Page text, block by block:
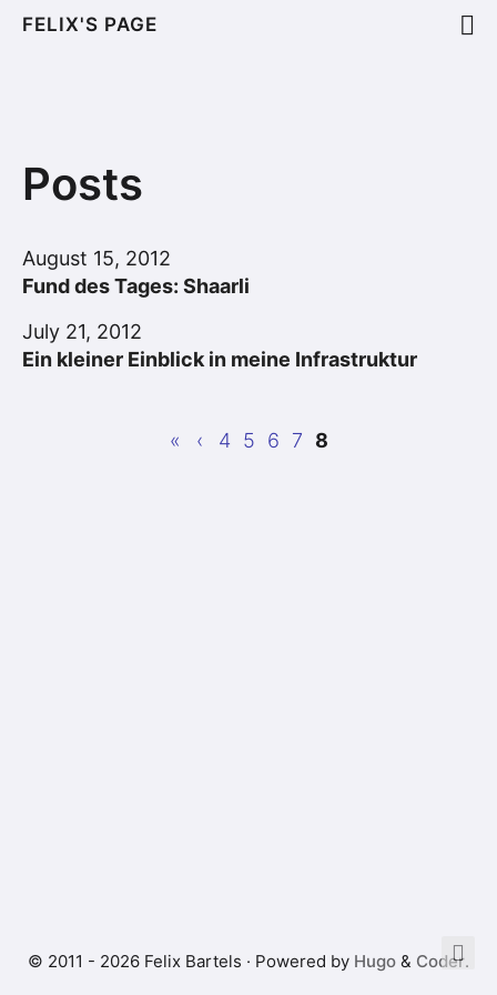
FELIX'S PAGE
Posts
August 15, 2012
Fund des Tages: Shaarli
July 21, 2012
Ein kleiner Einblick in meine Infrastruktur
« ‹ 4 5 6 7 8
© 2011 - 2026 Felix Bartels · Powered by Hugo & Coder.